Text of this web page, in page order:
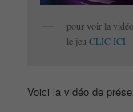
pour voir la
le jeu CLIC ICI
Voici la vidéo de